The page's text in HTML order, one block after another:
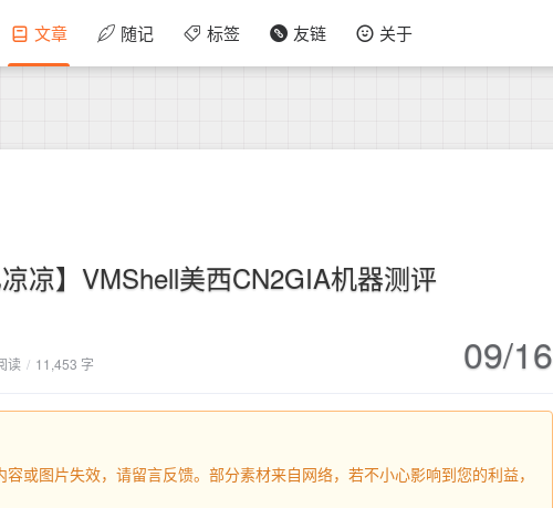
文章 随记 标签 友链 关于
凉】VMShell美西CN2GIA机器测评
读 / 11,453 字 09/16
或图片失效，请留言反馈。部分素材来自网络，若不小心影响到您的利益，